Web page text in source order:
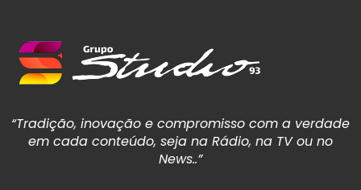
“Tradição, inovação e compromisso com a verdade
em cada conteúdo, seja na Rádio, na TV ou no
News..”